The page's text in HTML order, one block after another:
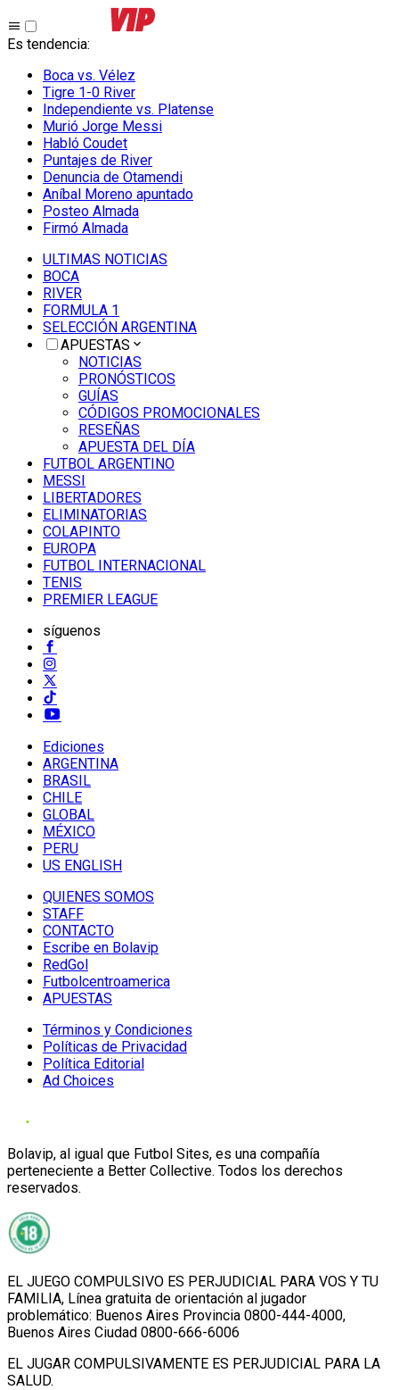
Es tendencia:
Boca vs. Vélez
Tigre 1-0 River
Independiente vs. Platense
Murió Jorge Messi
Habló Coudet
Puntajes de River
Denuncia de Otamendi
Aníbal Moreno apuntado
Posteo Almada
Firmó Almada
ULTIMAS NOTICIAS
BOCA
RIVER
FORMULA 1
SELECCIÓN ARGENTINA
APUESTAS
NOTICIAS
PRONÓSTICOS
GUÍAS
CÓDIGOS PROMOCIONALES
RESEÑAS
APUESTA DEL DÍA
FUTBOL ARGENTINO
MESSI
LIBERTADORES
ELIMINATORIAS
COLAPINTO
EUROPA
FUTBOL INTERNACIONAL
TENIS
PREMIER LEAGUE
síguenos
Ediciones
ARGENTINA
BRASIL
CHILE
GLOBAL
MÉXICO
PERU
US ENGLISH
QUIENES SOMOS
STAFF
CONTACTO
Escribe en Bolavip
RedGol
Futbolcentroamerica
APUESTAS
Términos y Condiciones
Políticas de Privacidad
Política Editorial
Ad Choices
Bolavip, al igual que Futbol Sites, es una compañía
perteneciente a Better Collective. Todos los derechos
reservados.
EL JUEGO COMPULSIVO ES PERJUDICIAL PARA VOS Y TU
FAMILIA, Línea gratuita de orientación al jugador
problemático: Buenos Aires Provincia 0800-444-4000,
Buenos Aires Ciudad 0800-666-6006
EL JUGAR COMPULSIVAMENTE ES PERJUDICIAL PARA LA
SALUD.